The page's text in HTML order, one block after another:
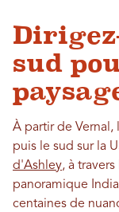
sud
À partir de Vernal,
puis le sud sur la
d'Ashley, à
panoramique
centaines de